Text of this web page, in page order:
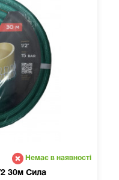
Немає в наявності
30м Сила